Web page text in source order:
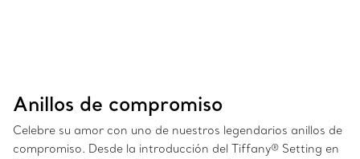
Anillos de compromiso
Celebre su amor con uno de nuestros legendarios anillos de
compromiso. Desde la introducción del Tiffany® Setting en